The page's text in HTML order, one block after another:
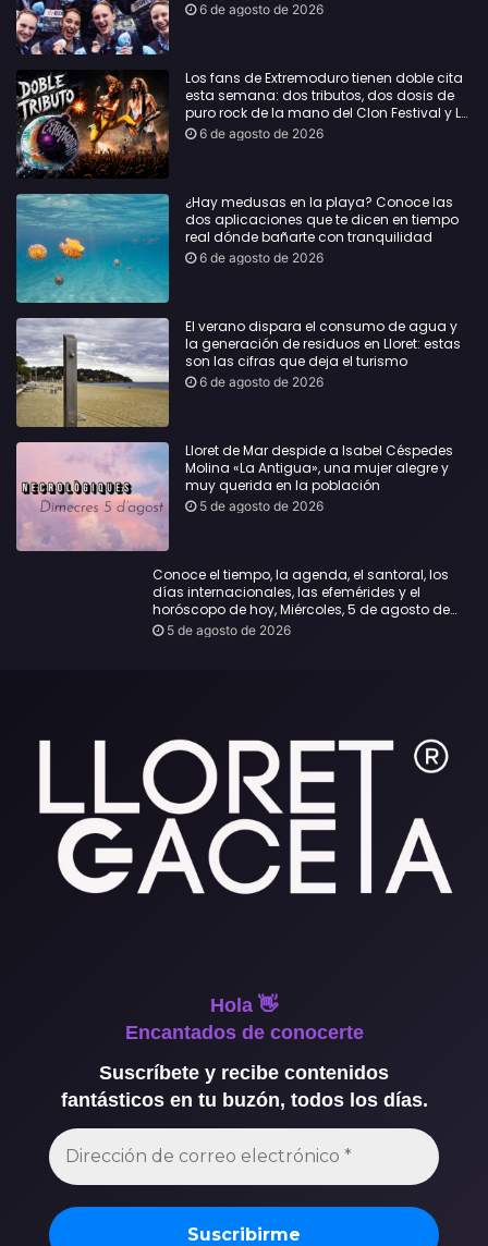
6 de agosto de 2026
Los fans de Extremoduro tienen doble cita
esta semana: dos tributos, dos dosis de
puro rock de la mano del Clon Festival y La
Jarana
6 de agosto de 2026
¿Hay medusas en la playa? Conoce las
dos aplicaciones que te dicen en tiempo
real dónde bañarte con tranquilidad
6 de agosto de 2026
El verano dispara el consumo de agua y
la generación de residuos en Lloret: estas
son las cifras que deja el turismo
6 de agosto de 2026
Lloret de Mar despide a Isabel Céspedes
Molina «La Antigua», una mujer alegre y
muy querida en la población
5 de agosto de 2026
Conoce el tiempo, la agenda, el santoral, los
días internacionales, las efemérides y el
horóscopo de hoy, Miércoles, 5 de agosto de
2026:
5 de agosto de 2026
Hola 👋
Encantados de conocerte
Suscríbete y recibe contenidos
fantásticos en tu buzón, todos los días.